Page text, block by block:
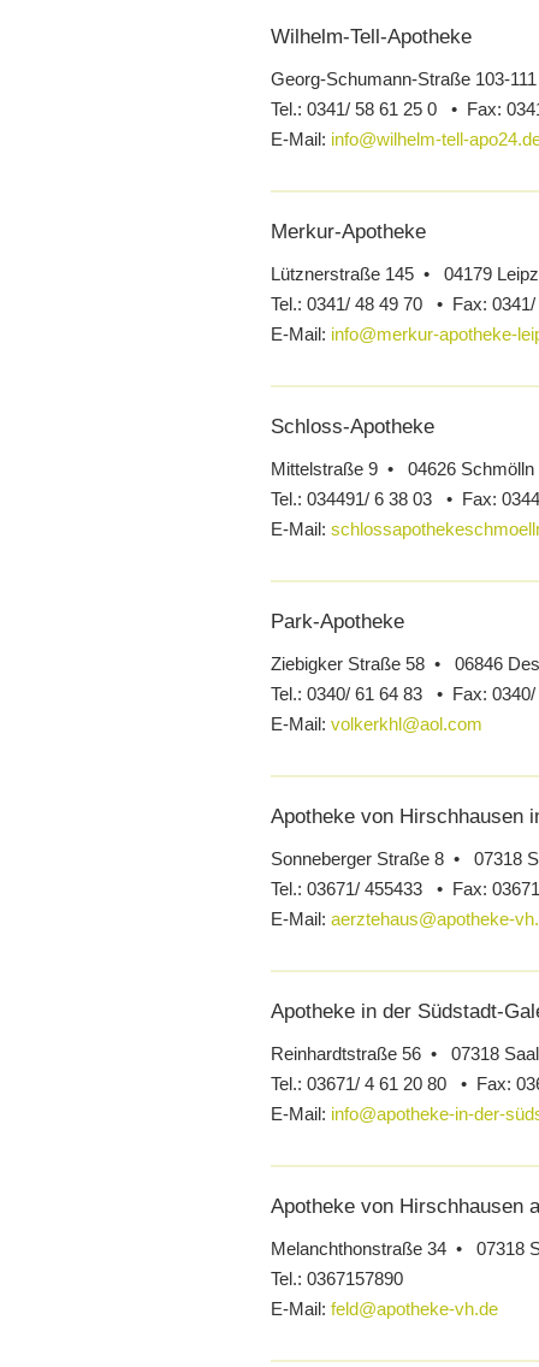
Wilhelm-Tell-Apotheke
Georg-Schumann-Straße 103-
Tel.: 0341/ 58 61 25 0 • Fax:
E-Mail: info@wilhelm-tell-
Merkur-Apotheke
Lütznerstraße 145 • 04179
Tel.: 0341/ 48 49 70 • Fax: 0341/
E-Mail: info@merkur-apotheke-
Schloss-Apotheke
Mittelstraße 9 • 04626 Schmölln
Tel.: 034491/ 6 38 03 • Fax:
E-Mail:
Park-Apotheke
Ziebigker Straße 58 • 06846
Tel.: 0340/ 61 64 83 • Fax:
E-Mail: volkerkhl@aol.com
Apotheke von Hirschhausen
Sonneberger Straße 8 • 07318
Tel.: 03671/ 455433 • Fax:
E-Mail: aerztehaus@apotheke-
Apotheke in der Südstadt-
Reinhardtstraße 56 • 07318
Tel.: 03671/ 4 61 20 80 • Fax:
E-Mail: info@apotheke-in-der-
Apotheke von Hirschhausen
Melanchthonstraße 34 • 07318
Tel.: 0367157890
E-Mail: feld@apotheke-vh.de